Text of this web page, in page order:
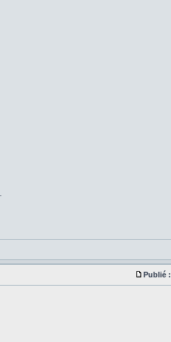
Publié :